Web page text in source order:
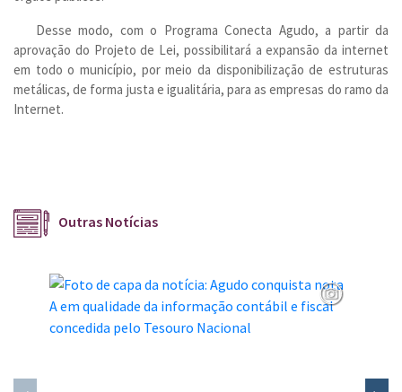
Desse modo, com o Programa Conecta Agudo, a partir da
aprovação do Projeto de Lei, possibilitará a expansão da internet
em todo o município, por meio da disponibilização de estruturas
metálicas, de forma justa e igualitária, para as empresas do ramo da
Internet.
Outras Notícias